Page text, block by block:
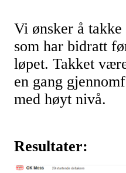
Vi ønsker å
som har bidratt
løpet. Takket
en gang
med høyt nivå.
Resultater: